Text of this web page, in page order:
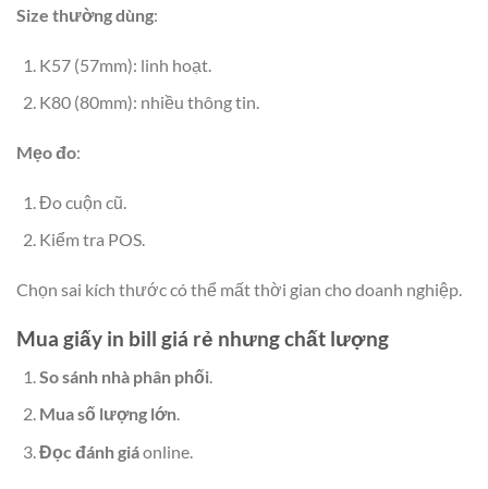
Size thường dùng:
K57 (57mm): linh hoạt.
K80 (80mm): nhiều thông tin.
Mẹo đo:
Đo cuộn cũ.
Kiểm tra POS.
Chọn sai kích thước có thể mất thời gian cho doanh nghiệp.
Mua giấy in bill giá rẻ nhưng chất lượng
So sánh nhà phân phối.
Mua số lượng lớn.
Đọc đánh giáonline.